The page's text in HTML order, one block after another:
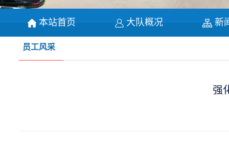
本站首页 大队概况 新
员工风采
强